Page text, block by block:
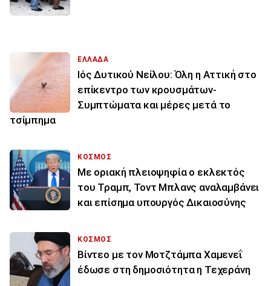
ΕΛΛΑΔΑ
Ιός Δυτικού Νείλου: Όλη η Αττική στο
επίκεντρο των κρουσμάτων-
Συμπτώματα και μέρες μετά το
τσίμπημα
ΚΟΣΜΟΣ
Με οριακή πλειοψηφία ο εκλεκτός
του Τραμπ, Τοντ Μπλανς αναλαμβάνει
και επίσημα υπουργός Δικαιοσύνης
ΚΟΣΜΟΣ
Βίντεο με τον Μοτζτάμπα Χαμενεΐ
έδωσε στη δημοσιότητα η Τεχεράνη